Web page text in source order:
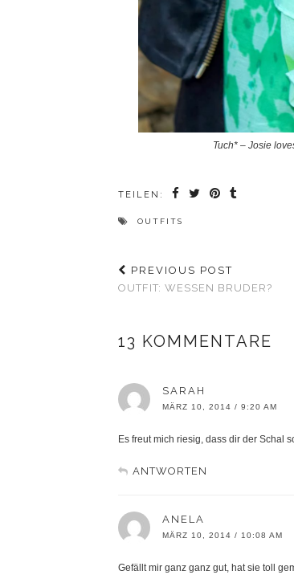
Tuch* – Josie
TEILEN:
OUTFITS
PREVIOUS POST
OUTFIT: WESSEN BRUDER?
13 KOMMENTARE
SARAH
MÄRZ 10, 2014 / 9:20 AM
Es freut mich riesig, dass dir der Schal
ANTWORTEN
ANELA
MÄRZ 10, 2014 / 10:08 AM
Gefällt mir ganz ganz gut, hat sie toll